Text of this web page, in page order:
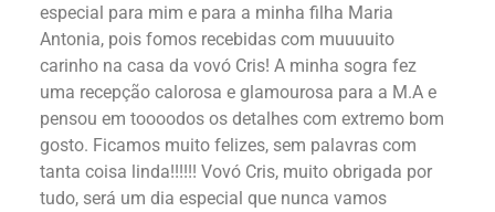
especial para mim e para a minha filha Maria
Antonia, pois fomos recebidas com muuuuito
carinho na casa da vovó Cris! A minha sogra fez
uma recepção calorosa e glamourosa para a M.A e
pensou em toooodos os detalhes com extremo bom
gosto. Ficamos muito felizes, sem palavras com
tanta coisa linda!!!!!! Vovó Cris, muito obrigada por
tudo, será um dia especial que nunca vamos